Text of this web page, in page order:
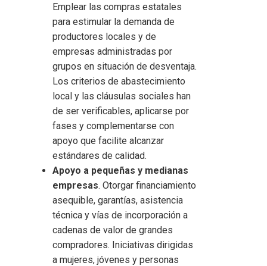
Emplear las compras estatales
para estimular la demanda de
productores locales y de
empresas administradas por
grupos en situación de desventaja.
Los criterios de abastecimiento
local y las cláusulas sociales han
de ser verificables, aplicarse por
fases y complementarse con
apoyo que facilite alcanzar
estándares de calidad.
Apoyo a pequeñas y medianas
empresas. Otorgar financiamiento
asequible, garantías, asistencia
técnica y vías de incorporación a
cadenas de valor de grandes
compradores. Iniciativas dirigidas
a mujeres, jóvenes y personas